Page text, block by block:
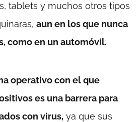
tablets y muchos otros tipos
aun en los que nunca
como en un automóvil.
operativo con el que
es una barrera para
con virus, ya que sus